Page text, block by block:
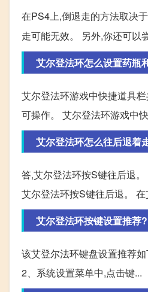
在PS4上,倒退走的方法取决
走可能无效。 另外,你还可以
艾尔登法环怎么设置药瓶
艾尔登法环游戏中快捷道具
可操作。 艾尔登法环游戏中快
艾尔登法环怎么往后退着
答,艾尔登法环按S键往后退
艾尔登法环按S键往后退。 在
艾尔登法环按键设置推荐?
该艾登尔法环键盘设置推荐
2、系统设置菜单中,点击键...